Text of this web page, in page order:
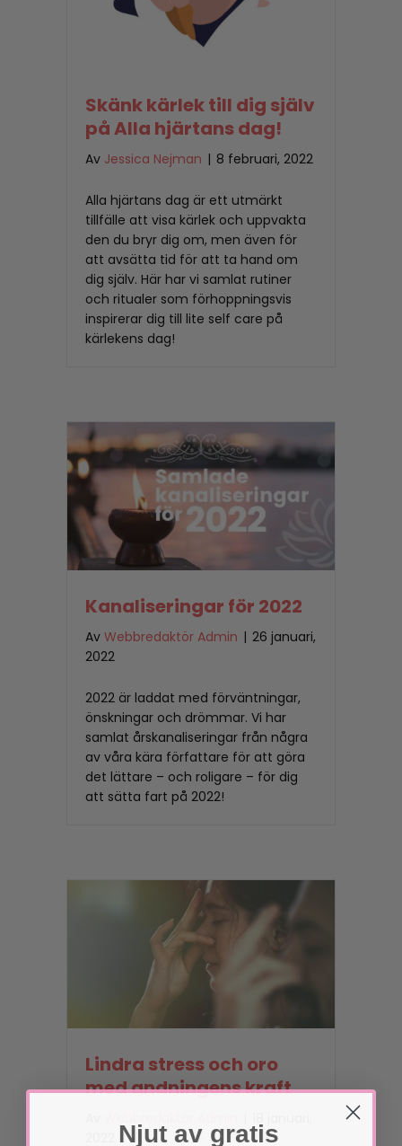
Skänk kärlek till dig själv
på Alla hjärtans dag!
Av Jessica Nejman | 8 februari, 2022
Alla hjärtans dag är ett utmärkt
tillfälle att visa kärlek och uppvakta
den du bryr dig om, men även för
att avsätta tid för att ta hand om
dig själv. Här har vi samlat rutiner
och ritualer som förhoppningsvis
inspirerar dig till lite self care på
kärlekens dag!
Kanaliseringar för 2022
Av Webbredaktör Admin | 26 januari,
2022
2022 är laddat med förväntningar,
önskningar och drömmar. Vi har
samlat årskanaliseringar från några
av våra kära författare för att göra
det lättare – och roligare – för dig
att sätta fart på 2022!
Lindra stress och oro
med andningens kraft
Njut av gratis